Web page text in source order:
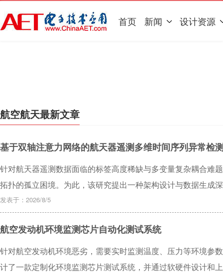
首页 新闻 设计资源
航空航天最新文章
基于双轴注意力网络的航天器遥测多维时间序列异常检
针对航天器遥测数据面临的标签高度稀缺与多变量复杂耦合难
拓扑的孤立困境。为此，该研究提出一种架构设计与数据生成
一方面，构建了包含时序软替换与变量空间拓扑破坏的混合数
Module，HDDM），以合成物理意义上的多维逻辑异常；另
种严格的“先时间、后变量”的串行双轴注意力编码器。两者相
潜能，而串行级联机制则确保了在时序先验下精准解耦变量耦
Laboratory，MSL）数据集上的实验与统计显著性检验表明，
发表于：2026/8/5
航空发动机环境监测芯片自动化测试系统
针对航空发动机环境恶劣，需要实时监测温度、压力等环境参
计了一款定制化环境监测芯片测试系统，并通过软硬件设计和